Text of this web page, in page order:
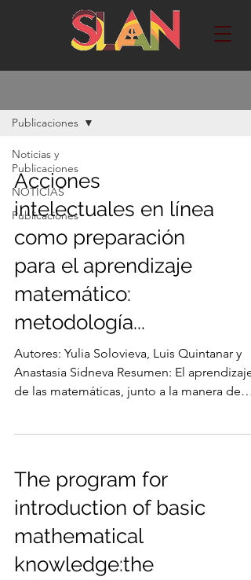
Noticias y
Publicaciones
NOTICIAS
Publicaciones
Publicaciones
Acciones
intelectuales en línea
como preparación
para el aprendizaje
matemático:
metodología...
Autores: Yulia Solovieva, Luis Quintanar y
Anastasia Sidneva Resumen: El aprendizaje
de las matemáticas, junto a la manera de
The program for
introduction of basic
mathematical
knowledge:the